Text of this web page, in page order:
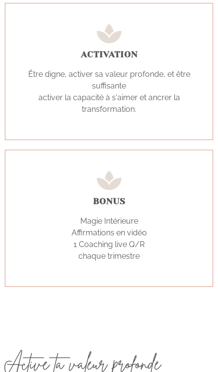
ACTIVATION
Être digne, activer sa valeur profonde, et être
suffisante
activer la capacité à s'aimer et ancrer la
transformation.
BONUS
Magie Intérieure
Affirmations en vidéo
1 Coaching live Q/R
chaque trimestre
Active ta valeur profonde